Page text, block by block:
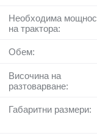
Необходима мощност
на трактора:
Обем:
Височина на
разтоварване:
Габаритни размери: